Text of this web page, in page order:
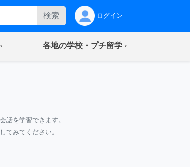
検索 ログイン
各地の学校・プチ留学(current)
話を学習できます。
てみてください。